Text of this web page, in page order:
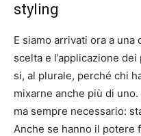
styling
E siamo arrivati ora a
scelta e l’applicazione
si, al plurale, perché chi
mixarne anche più di
ma sempre necessario:
Anche se hanno il potere